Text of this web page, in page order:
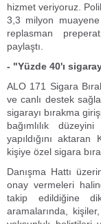
hizmet veriyoruz.
3,3 milyon
replasman
paylaştı.
- "Yüzde 40'ı
ALO 171 Sigara
ve canlı destek
sigarayı bırakma
bağımlılık
yapıldığını
kişiye özel sigara
Danışma Hattı
onay vermeleri
takip edildiğine
aramalarında,